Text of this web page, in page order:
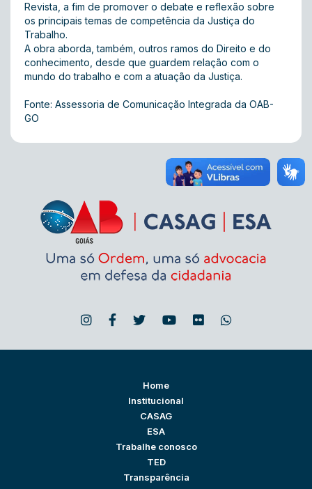
Revista, a fim de promover o debate e reflexão sobre
os principais temas de competência da Justiça do
Trabalho.
A obra aborda, também, outros ramos do Direito e do
conhecimento, desde que guardem relação com o
mundo do trabalho e com a atuação da Justiça.
Fonte: Assessoria de Comunicação Integrada da OAB-
GO
Home
Institucional
CASAG
ESA
Trabalhe conosco
TED
Transparência